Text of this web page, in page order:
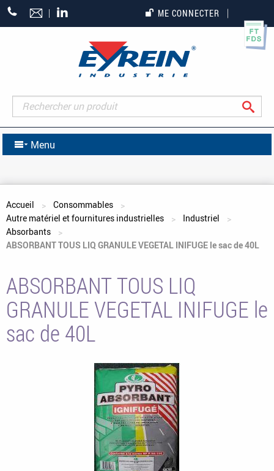
+33
(0)5
ME CONNECTER
Menu
Vous êtes ici
Accueil
Consommables
Autre matériel et fournitures industrielles
Industriel
Absorbants
ABSORBANT TOUS LIQ GRANULE VEGETAL INIFUGE le sac de 40L
ABSORBANT TOUS LIQ
GRANULE VEGETAL INIFUGE le
sac de 40L